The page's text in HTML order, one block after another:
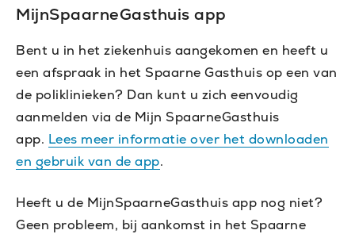
MijnSpaarneGasthuis app
Bent u in het ziekenhuis aangekomen en heeft u
een afspraak in het Spaarne Gasthuis op een van
de poliklinieken? Dan kunt u zich eenvoudig
aanmelden via de Mijn SpaarneGasthuis
app. Lees meer informatie over het downloaden
en gebruik van de app.
Heeft u de MijnSpaarneGasthuis app nog niet?
Geen probleem, bij aankomst in het Spaarne